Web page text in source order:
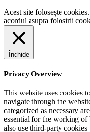
Acest site folosește
acordul asupra folosirii
Închide
Privacy Overview
This website uses cookies
navigate through the
categorized as necessary
essential for the working of
also use third-party